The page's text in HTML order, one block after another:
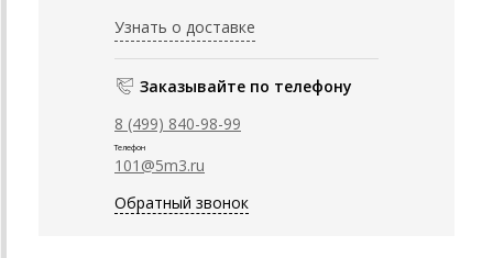
Узнать о доставке
Заказывайте по телефону
8 (499) 840-98-99
Телефон
101@5m3.ru
Обратный звонок